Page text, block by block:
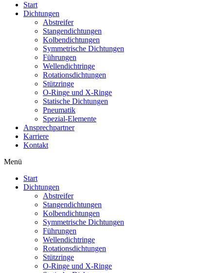
Start
Dichtungen
Abstreifer
Stangendichtungen
Kolbendichtungen
Symmetrische Dichtungen
Führungen
Wellendichtringe
Rotationsdichtungen
Stützringe
O-Ringe und X-Ringe
Statische Dichtungen
Pneumatik
Spezial-Elemente
Ansprechpartner
Karriere
Kontakt
Menü
Start
Dichtungen
Abstreifer
Stangendichtungen
Kolbendichtungen
Symmetrische Dichtungen
Führungen
Wellendichtringe
Rotationsdichtungen
Stützringe
O-Ringe und X-Ringe